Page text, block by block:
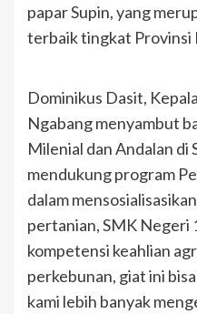
papar Supin, yang
terbaik tingkat Provinsi
Dominikus Dasit,
Ngabang menyambut
Milenial dan Andalan di
mendukung program
dalam
pertanian, SMK Negeri
kompetensi keahlian
perkebunan, giat ini
kami lebih banyak